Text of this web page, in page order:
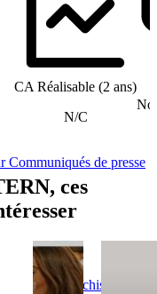
Communiqués de presse
Devenir franchiseur
CA Réalisable (2 ans)
N/C
ces